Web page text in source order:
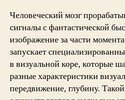
Человеческий мозг
сигналы с фантастической
изображение за части
запускает
в визуальной коре, которые
разные характеристики
передвижение, глубину.